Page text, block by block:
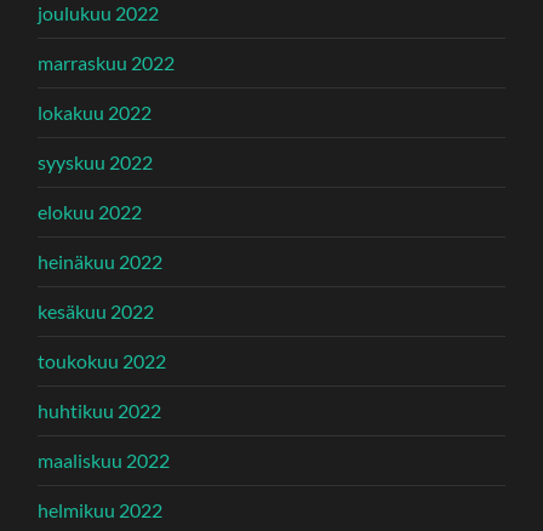
joulukuu 2022
marraskuu 2022
lokakuu 2022
syyskuu 2022
elokuu 2022
heinäkuu 2022
kesäkuu 2022
toukokuu 2022
huhtikuu 2022
maaliskuu 2022
helmikuu 2022